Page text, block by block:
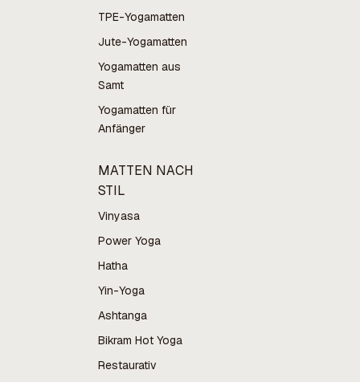
TPE-Yogamatten
Jute-Yogamatten
Yogamatten aus
Samt
Yogamatten für
Anfänger
MATTEN NACH
STIL
Vinyasa
Power Yoga
Hatha
Yin-Yoga
Ashtanga
Bikram Hot Yoga
Restaurativ